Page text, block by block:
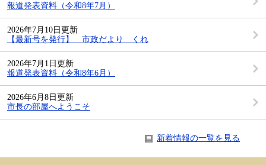
報道発表資料（令和8年7月）
2026年7月10日更新
【最新号を発行】 市政だより くれ
2026年7月1日更新
報道発表資料（令和8年6月）
2026年6月8日更新
市長の部屋へようこそ
新着情報の一覧を見る